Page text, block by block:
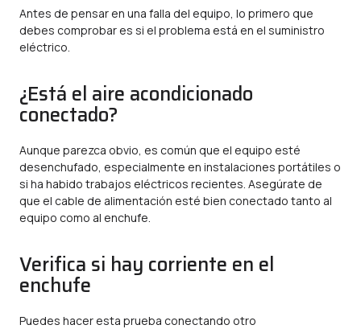
Antes de pensar en una falla del equipo, lo primero que
debes comprobar es si el problema está en el suministro
eléctrico.
¿Está el aire acondicionado
conectado?
Aunque parezca obvio, es común que el equipo esté
desenchufado, especialmente en instalaciones portátiles o
si ha habido trabajos eléctricos recientes. Asegúrate de
que el cable de alimentación esté bien conectado tanto al
equipo como al enchufe.
Verifica si hay corriente en el
enchufe
Puedes hacer esta prueba conectando otro